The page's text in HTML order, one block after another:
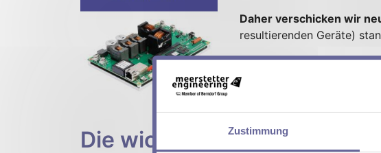
Zustimmung
Daher verschicken wir
resultierenden Geräte)
Auftragsbestätigungen mit
behalten ihre Gültigkeit.
Die wichtigste Verbesserung: